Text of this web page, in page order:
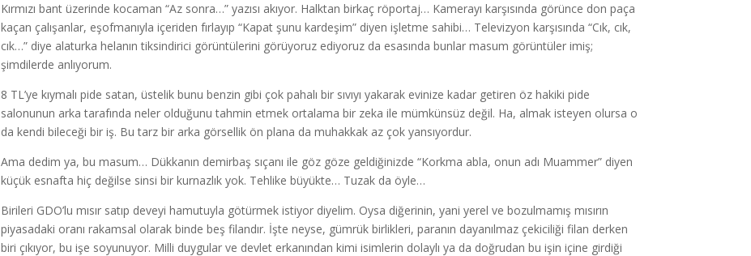
Kırmızı bant üzerinde kocaman “Az sonra…” yazısı akıyor. Halktan birkaç röportaj… Kamerayı karşısında görünce don paça
kaçan çalışanlar, eşofmanıyla içeriden fırlayıp “Kapat şunu kardeşim” diyen işletme sahibi… Televizyon karşısında “Cık, cık,
cık…” diye alaturka helanın tiksindirici görüntülerini görüyoruz ediyoruz da esasında bunlar masum görüntüler imiş;
şimdilerde anlıyorum.
8 TL’ye kıymalı pide satan, üstelik bunu benzin gibi çok pahalı bir sıvıyı yakarak evinize kadar getiren öz hakiki pide
salonunun arka tarafında neler olduğunu tahmin etmek ortalama bir zeka ile mümkünsüz değil. Ha, almak isteyen olursa o
da kendi bileceği bir iş. Bu tarz bir arka görsellik ön plana da muhakkak az çok yansıyordur.
Ama dedim ya, bu masum… Dükkanın demirbaş sıçanı ile göz göze geldiğinizde “Korkma abla, onun adı Muammer” diyen
küçük esnafta hiç değilse sinsi bir kurnazlık yok. Tehlike büyükte… Tuzak da öyle…
Birileri GDO’lu mısır satıp deveyi hamutuyla götürmek istiyor diyelim. Oysa diğerinin, yani yerel ve bozulmamış mısırın
piyasadaki oranı rakamsal olarak binde beş filandır. İşte neyse, gümrük birlikleri, paranın dayanılmaz çekiciliği filan derken
biri çıkıyor, bu işe soyunuyor. Milli duygular ve devlet erkanından kimi isimlerin dolaylı ya da doğrudan bu işin içine girdiği